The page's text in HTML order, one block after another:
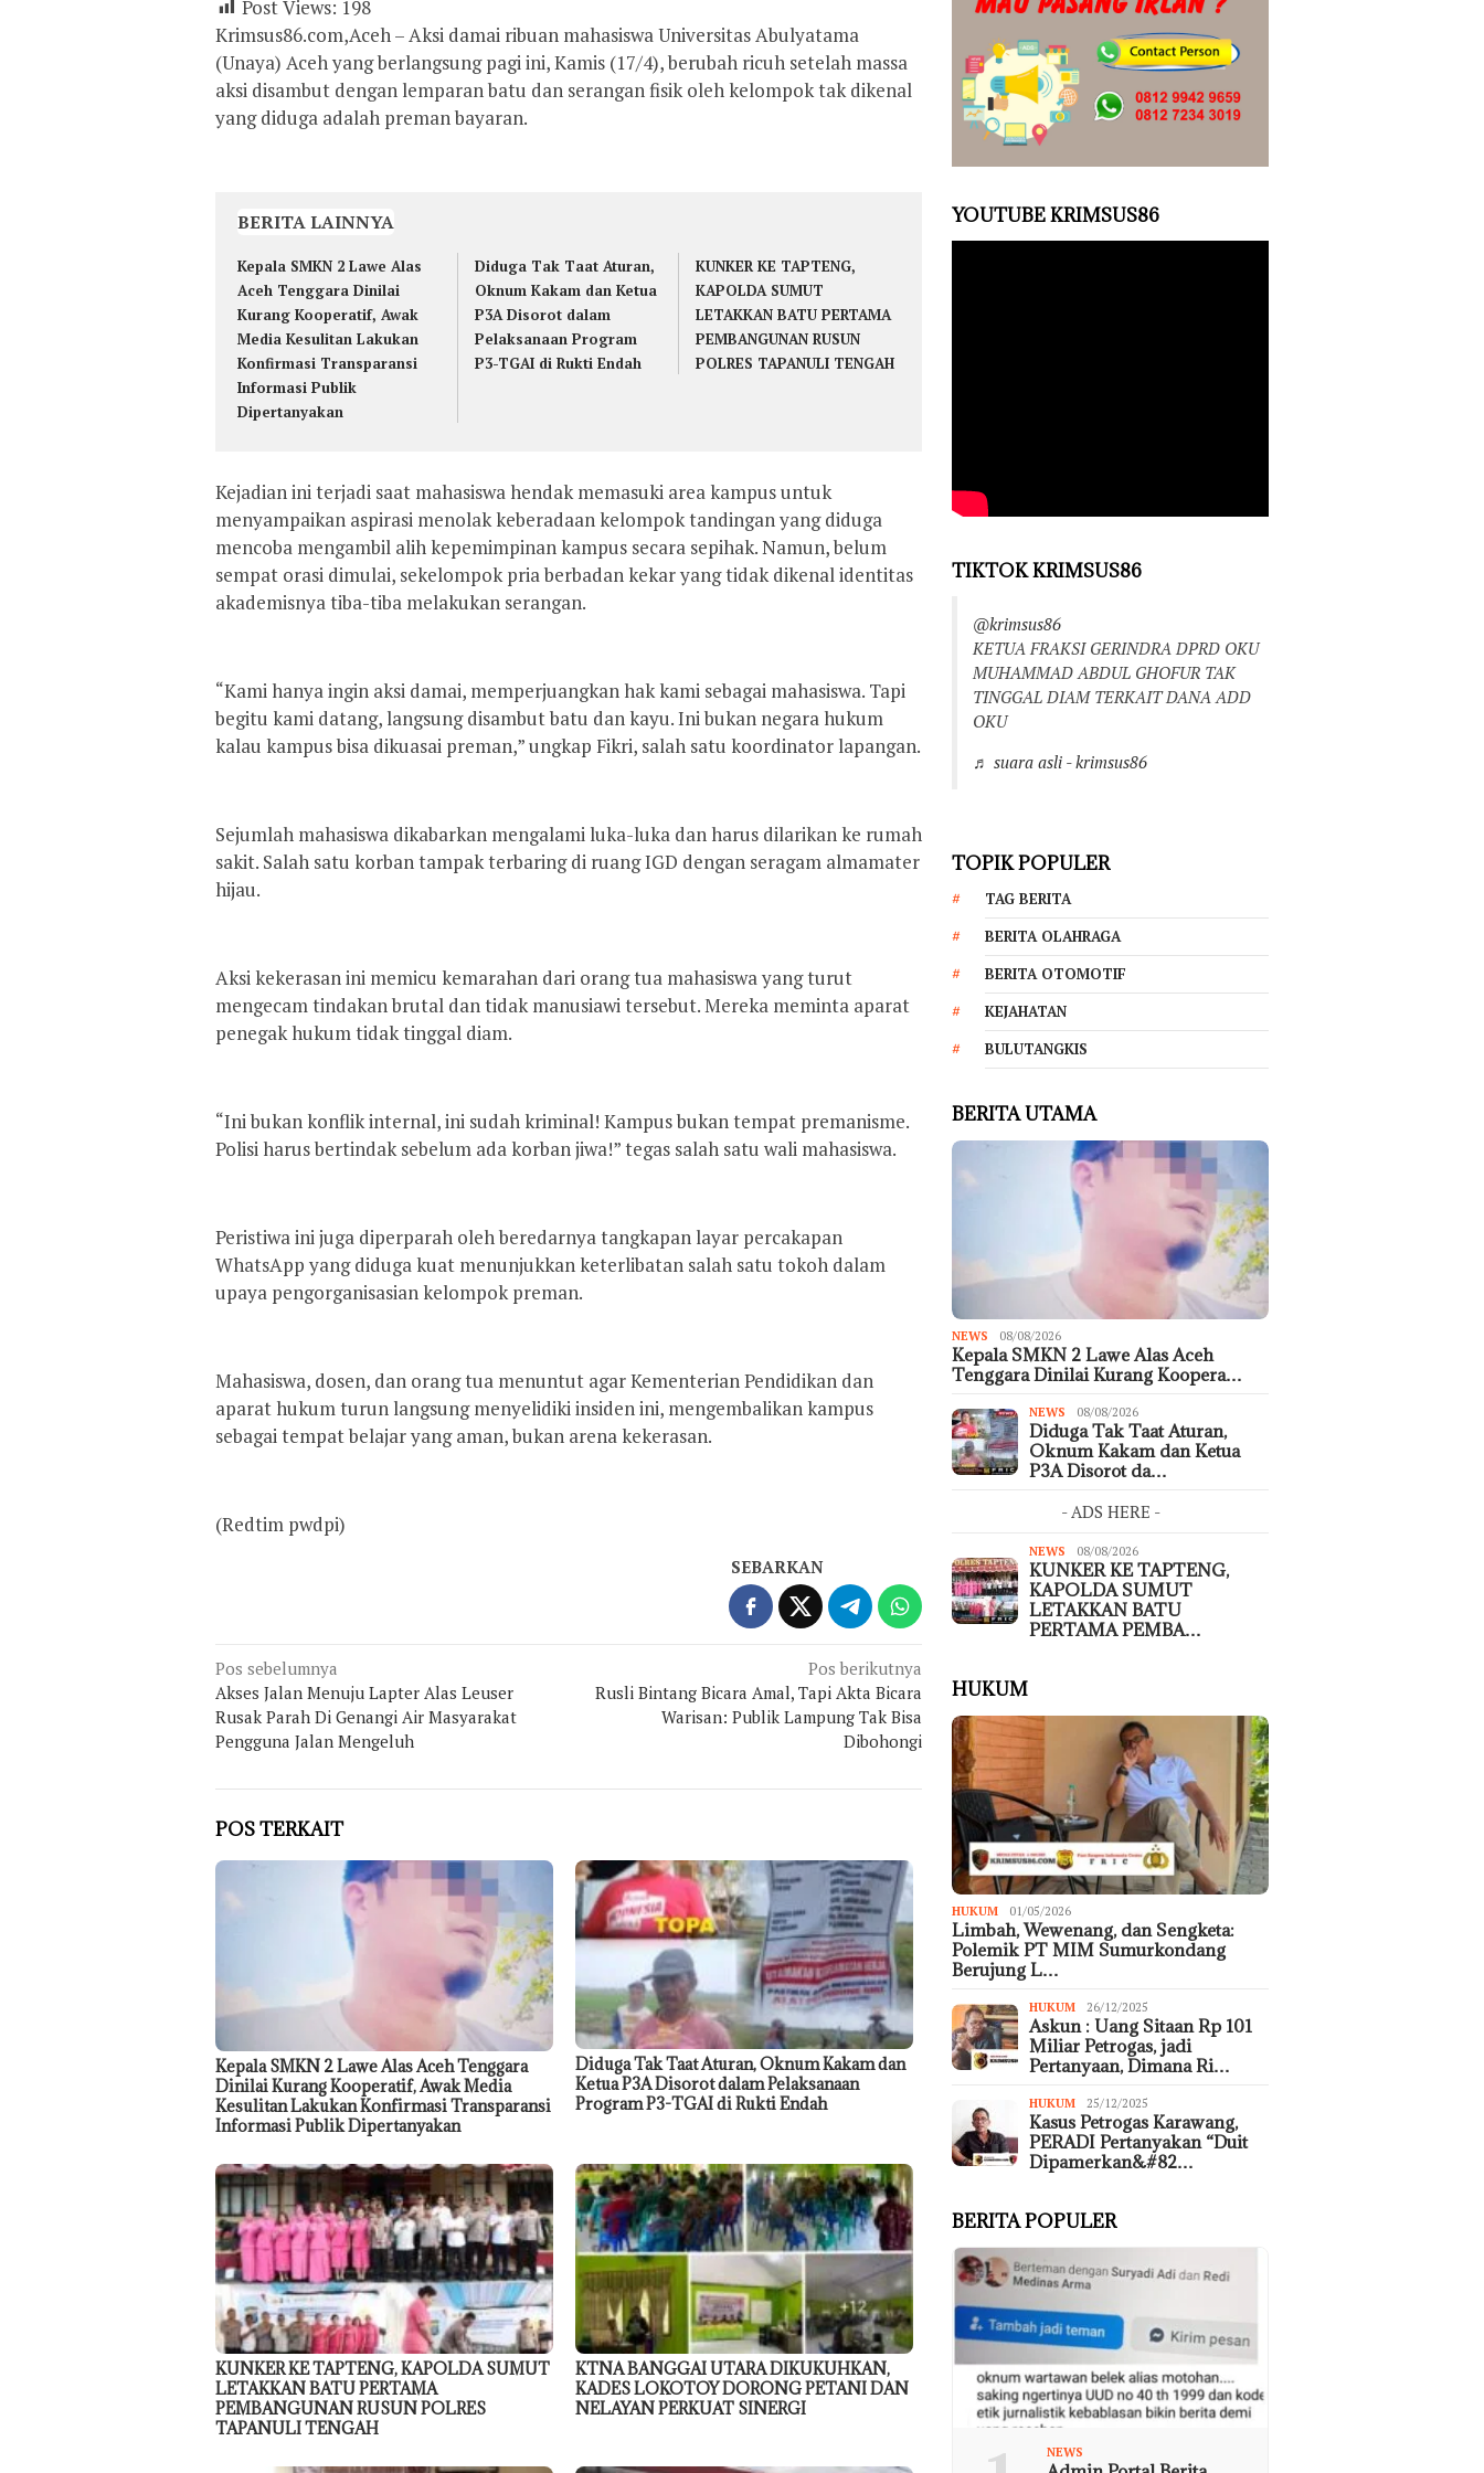
Post Views: 198
Krimsus86.com,Aceh – Aksi damai ribuan mahasiswa Universitas Abulyatama
(Unaya) Aceh yang berlangsung pagi ini, Kamis (17/4), berubah ricuh setelah massa
aksi disambut dengan lemparan batu dan serangan fisik oleh kelompok tak dikenal
yang diduga adalah preman bayaran.
BERITA LAINNYA
Kepala SMKN 2 Lawe Alas
Aceh Tenggara Dinilai
Kurang Kooperatif, Awak
Media Kesulitan Lakukan
Konfirmasi Transparansi
Informasi Publik
Dipertanyakan
Diduga Tak Taat Aturan,
Oknum Kakam dan Ketua
P3A Disorot dalam
Pelaksanaan Program
P3-TGAI di Rukti Endah
KUNKER KE TAPTENG,
KAPOLDA SUMUT
LETAKKAN BATU PERTAMA
PEMBANGUNAN RUSUN
POLRES TAPANULI TENGAH
Kejadian ini terjadi saat mahasiswa hendak memasuki area kampus untuk
menyampaikan aspirasi menolak keberadaan kelompok tandingan yang diduga
mencoba mengambil alih kepemimpinan kampus secara sepihak. Namun, belum
sempat orasi dimulai, sekelompok pria berbadan kekar yang tidak dikenal identitas
akademisnya tiba-tiba melakukan serangan.
“Kami hanya ingin aksi damai, memperjuangkan hak kami sebagai mahasiswa. Tapi
begitu kami datang, langsung disambut batu dan kayu. Ini bukan negara hukum
kalau kampus bisa dikuasai preman,” ungkap Fikri, salah satu koordinator lapangan.
Sejumlah mahasiswa dikabarkan mengalami luka-luka dan harus dilarikan ke rumah
sakit. Salah satu korban tampak terbaring di ruang IGD dengan seragam almamater
hijau.
Aksi kekerasan ini memicu kemarahan dari orang tua mahasiswa yang turut
mengecam tindakan brutal dan tidak manusiawi tersebut. Mereka meminta aparat
penegak hukum tidak tinggal diam.
“Ini bukan konflik internal, ini sudah kriminal! Kampus bukan tempat premanisme.
Polisi harus bertindak sebelum ada korban jiwa!” tegas salah satu wali mahasiswa.
Peristiwa ini juga diperparah oleh beredarnya tangkapan layar percakapan
WhatsApp yang diduga kuat menunjukkan keterlibatan salah satu tokoh dalam
upaya pengorganisasian kelompok preman.
Mahasiswa, dosen, dan orang tua menuntut agar Kementerian Pendidikan dan
aparat hukum turun langsung menyelidiki insiden ini, mengembalikan kampus
sebagai tempat belajar yang aman, bukan arena kekerasan.
(Redtim pwdpi)
SEBARKAN
Navigasi
pos
Pos sebelumnya
Akses Jalan Menuju Lapter Alas Leuser
Rusak Parah Di Genangi Air Masyarakat
Pengguna Jalan Mengeluh
Pos berikutnya
Rusli Bintang Bicara Amal, Tapi Akta Bicara
Warisan: Publik Lampung Tak Bisa
Dibohongi
POS TERKAIT
Kepala SMKN 2 Lawe Alas Aceh Tenggara
Dinilai Kurang Kooperatif, Awak Media
Kesulitan Lakukan Konfirmasi Transparansi
Informasi Publik Dipertanyakan
Diduga Tak Taat Aturan, Oknum Kakam dan
Ketua P3A Disorot dalam Pelaksanaan
Program P3-TGAI di Rukti Endah
KUNKER KE TAPTENG, KAPOLDA SUMUT
LETAKKAN BATU PERTAMA
PEMBANGUNAN RUSUN POLRES
TAPANULI TENGAH
KTNA BANGGAI UTARA DIKUKUHKAN,
KADES LOKOTOY DORONG PETANI DAN
NELAYAN PERKUAT SINERGI
YOUTUBE KRIMSUS86
TIKTOK KRIMSUS86
@krimsus86
KETUA FRAKSI GERINDRA DPRD OKU
MUHAMMAD ABDUL GHOFUR TAK
TINGGAL DIAM TERKAIT DANA ADD
OKU
♬ suara asli - krimsus86
TOPIK POPULER
TAG BERITA
BERITA OLAHRAGA
BERITA OTOMOTIF
KEJAHATAN
BULUTANGKIS
BERITA UTAMA
NEWS 08/08/2026
Kepala SMKN 2 Lawe Alas Aceh
Tenggara Dinilai Kurang Koopera…
NEWS 08/08/2026
Diduga Tak Taat Aturan,
Oknum Kakam dan Ketua
P3A Disorot da…
- ADS HERE -
NEWS 08/08/2026
KUNKER KE TAPTENG,
KAPOLDA SUMUT
LETAKKAN BATU
PERTAMA PEMBA…
HUKUM
HUKUM 01/05/2026
Limbah, Wewenang, dan Sengketa:
Polemik PT MIM Sumurkondang
Berujung L…
HUKUM 26/12/2025
Askun : Uang Sitaan Rp 101
Miliar Petrogas, jadi
Pertanyaan, Dimana Ri…
HUKUM 25/12/2025
Kasus Petrogas Karawang,
PERADI Pertanyakan “Duit
Dipamerkan&#82…
BERITA POPULER
NEWS